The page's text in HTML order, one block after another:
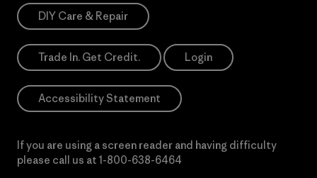
DIY Care & Repair
Trade In. Get Credit. Login
Accessibility Statement
If you are using a screen reader and having difficulty
please call us at 1-800-638-6464